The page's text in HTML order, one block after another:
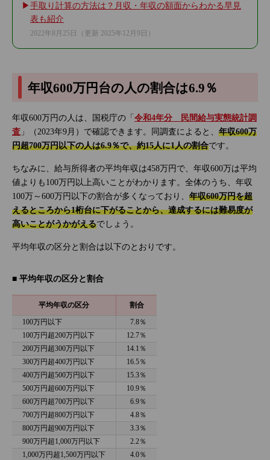
手取り計算の方法は？月収・年収の額面からわかる早見
表も紹介
2022年8月25日 （更新 2025年12月9日）
年収600万円台の人の割合は6.9％
年収600万円の人は、国税庁の「 令和4年分 民間給与実態統計調
査 」（2023年9月）で確認できます。同調査によると、 年収600万
円超700万円以下の人は6.9％で、約15人に1人の割合です。
ちなみに、給与所得者の平均年収は458万円で、年収600万は平均
値よりも100万円以上高いことがわかります。全体のうち、年収
100万～600万円以下の割合が多くなっており、 年収600万円を超
えるところから1桁台に下がることから、達成するには難易度が
高いことがうかがえるでしょう。
平均年収の区分と割合は以下のとおりです。
■ 平均年収の区分と割合
平均年収の区分
割合
100万円以下
7.8％
100万円超200万円以下
12.7％
200万円超300万円以下
14.1％
300万円超400万円以下
16.5％
400万円超500万円以下
15.3％
500万円超600万円以下
10.9％
600万円超700万円以下
6.9％
700万円超800万円以下
4.8％
800万円超900万円以下
3.3％
900万円超1,000万円以下
2.2％
1,000万円超1,500万円以下
4.0％